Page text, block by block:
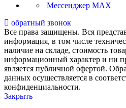
Мессенджер MAX
обратный звонок
Все права защищены. Вся
информация, в том числе
наличие на складе, стоимость
информационный характер и ни
является публичной офертой.
данных осуществляется в
конфиденциальности.
Закрыть